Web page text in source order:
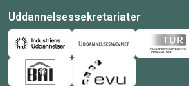
Uddannelsessekretariater